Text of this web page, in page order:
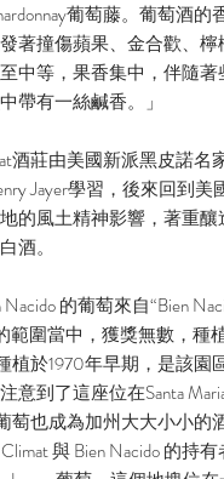
葡萄藤。葡萄酒
著撞傷蘋果、金合歡、
中等，果香集中，伴隨
帶有一絲鹹香。」
酒莊由美國新派黑皮諾名
Jayer學習，後來回到美
的風土精神影響，著重
酒。
Nacido 的葡萄來自“Bien
範圍當中，獲獎無數，
植於1970年早期，是該
意到了這座位在Santa
萄也成為加州大大小小
與 Bien Nacido 的